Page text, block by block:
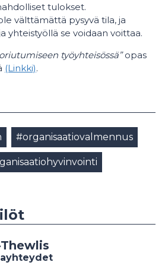
tulokset.
välttämättä pysyvä tila, ja
yhteistyöllä se voidaan voittaa.
työyhteisössä”opas
(Linkki).
#organisaatiovalmennus